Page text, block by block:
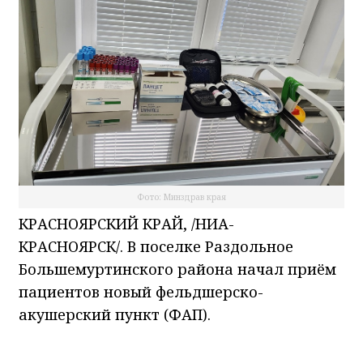
Фото: Минздрав края
КРАСНОЯРСКИЙ КРАЙ, /НИА-
КРАСНОЯРСК/. В поселке Раздольное
Большемуртинского района начал приём
пациентов новый фельдшерско-
акушерский пункт (ФАП).